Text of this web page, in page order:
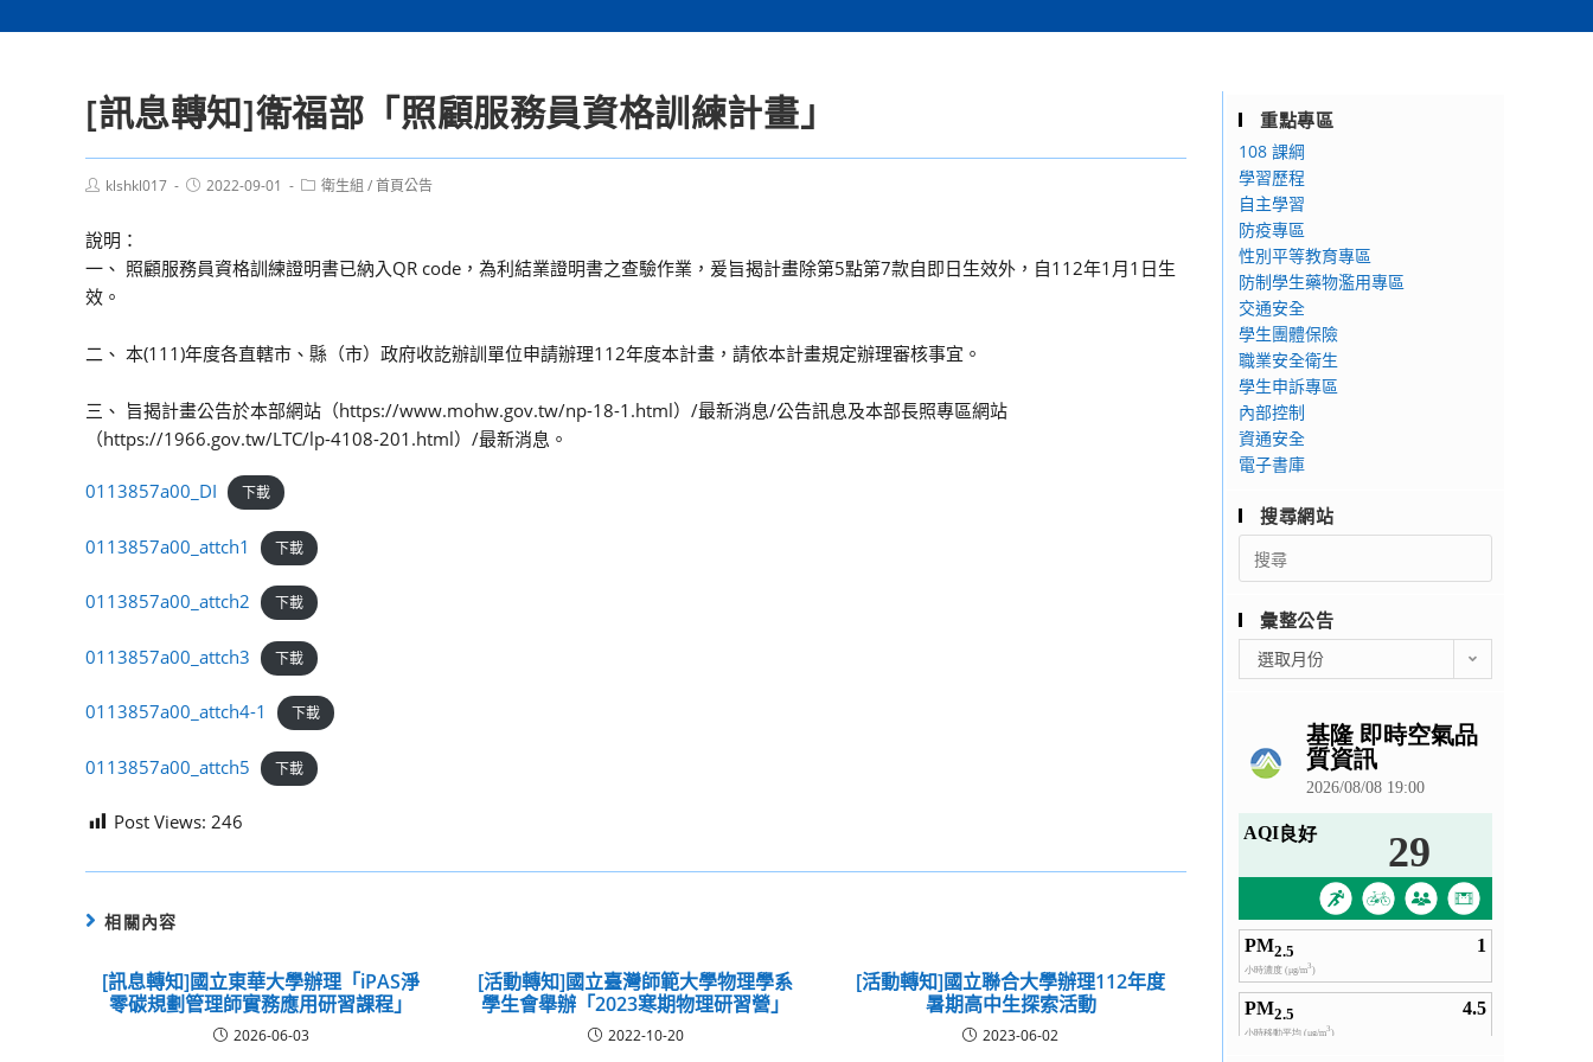
[訊息轉知]衛福部「照顧服務員資格訓練計畫」
Postklshkl017
Post2022-09-01
Post衛生組 /首頁公告
說明：
一、 照顧服務員資格訓練證明書已納入QR code，為利結業證明書之查驗作業，爰旨揭計畫除第5點第7款自即日生效外，自112年1月1日生
效。
二、 本(111)年度各直轄市、縣（市）政府收訖辦訓單位申請辦理112年度本計畫，請依本計畫規定辦理審核事宜。
三、 旨揭計畫公告於本部網站（https://www.mohw.gov.tw/np-18-1.html）/最新消息/公告訊息及本部長照專區網站
（https://1966.gov.tw/LTC/lp-4108-201.html）/最新消息。
0113857a00_DI 下載
0113857a00_attch1 下載
0113857a00_attch2 下載
0113857a00_attch3 下載
0113857a00_attch4-1 下載
0113857a00_attch5 下載
Post Views: 246
相關內容
[訊息轉知]國立東華大學辦理「iPAS淨
零碳規劃管理師實務應用研習課程」
2026-06-03
[活動轉知]國立臺灣師範大學物理學系
學生會舉辦「2023寒期物理研習營」
2022-10-20
[活動轉知]國立聯合大學辦理112年度
暑期高中生探索活動
2023-06-02
重點專區
108 課綱
學習歷程
自主學習
防疫專區
性別平等教育專區
防制學生藥物濫用專區
交通安全
學生團體保險
職業安全衛生
學生申訴專區
內部控制
資通安全
電子書庫
搜尋網站
Search
for:
彙整公告
整
選取月份